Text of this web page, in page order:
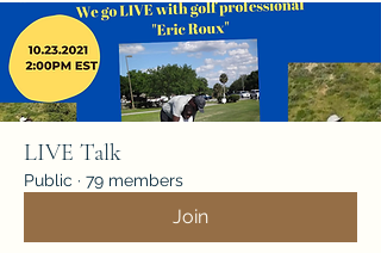
LIVE Talk
Public · 79 members
Join